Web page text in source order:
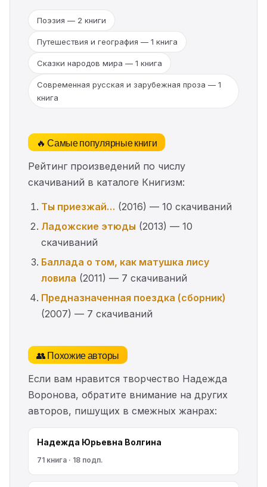
Поэзия — 2 книги
Путешествия и география — 1 книга
Сказки народов мира — 1 книга
Современная русская и зарубежная проза — 1
книга
🔥 Самые популярные книги
Рейтинг произведений по числу
скачиваний в каталоге Книгизм:
Ты приезжай… (2016) — 10 скачиваний
Ладожские этюды (2013) — 10
скачиваний
Баллада о том, как матушка лису
ловила (2011) — 7 скачиваний
Предназначенная поездка (сборник)
(2007) — 7 скачиваний
👥 Похожие авторы
Если вам нравится творчество Надежда
Воронова, обратите внимание на других
авторов, пишущих в смежных жанрах:
Надежда Юрьевна Волгина
71 книга · 18 подп.